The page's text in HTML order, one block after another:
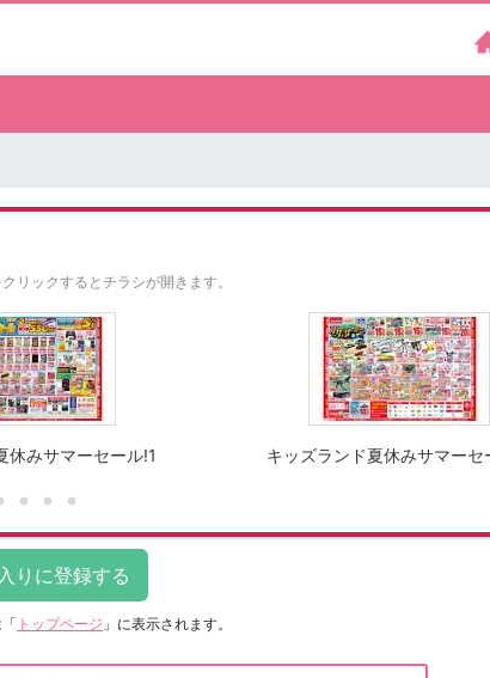
リックするとチラシが開きます。
休みサマーセール!1 キッズランド夏休みサマーセ
「 トップページ 」に表示されます。